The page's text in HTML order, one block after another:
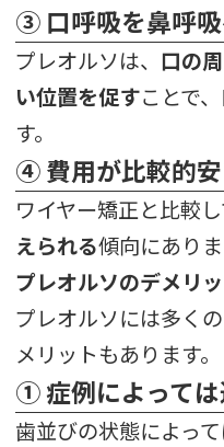
③ 口呼吸を鼻呼
プレオルソは、 口の
い位置を促すことで
す。
④ 費用が比較的
ワイヤー矯正と比較し
えられる傾向にありま
プレオルソのデメリ
プレオルソには多く
メリットもあります。
① 症例によって
歯並びの状態によっ